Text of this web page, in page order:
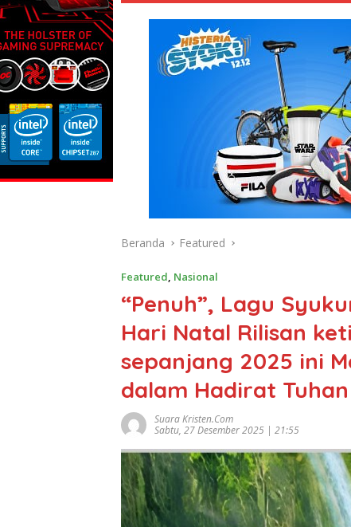
Beranda Featured
Featured, Nasional
“Penuh”, Lagu
Hari Natal Rilisan
sepanjang 2025 ini
dalam Hadirat
Suara Kristen.com
Sabtu, 27 Desember 2025 | 21:55